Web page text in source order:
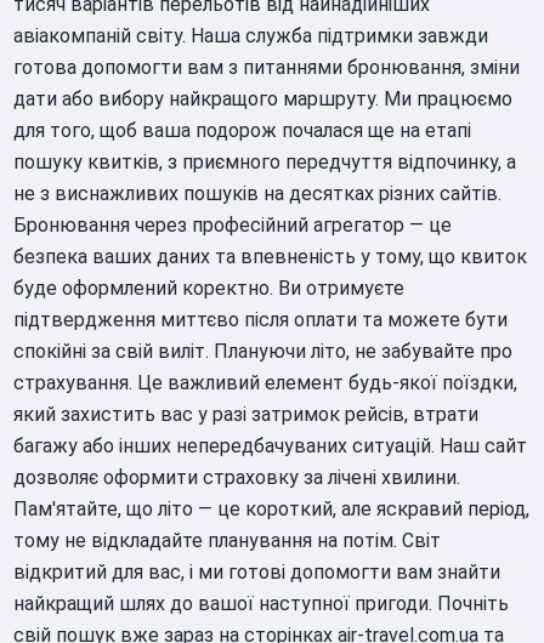
авіакомпаній світу. Наша служба підтримки завжди
готова допомогти вам з питаннями бронювання, зміни
дати або вибору найкращого маршруту. Ми працюємо
для того, щоб ваша подорож почалася ще на етапі
пошуку квитків, з приємного передчуття відпочинку, а
не з виснажливих пошуків на десятках різних сайтів.
Бронювання через професійний агрегатор — це
безпека ваших даних та впевненість у тому, що квиток
буде оформлений коректно. Ви отримуєте
підтвердження миттєво після оплати та можете бути
спокійні за свій виліт. Плануючи літо, не забувайте про
страхування. Це важливий елемент будь-якої поїздки,
який захистить вас у разі затримок рейсів, втрати
багажу або інших непередбачуваних ситуацій. Наш сайт
дозволяє оформити страховку за лічені хвилини.
Пам'ятайте, що літо — це короткий, але яскравий період,
тому не відкладайте планування на потім. Світ
відкритий для вас, і ми готові допомогти вам знайти
найкращий шлях до вашої наступної пригоди. Почніть
свій пошук вже зараз на сторінках air-travel.com.ua та